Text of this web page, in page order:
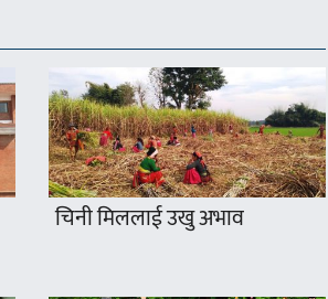
चिनी मिललाई उखु अभाव